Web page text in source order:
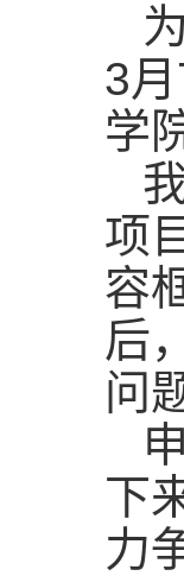
3月
学
项
容
后
问
下
力